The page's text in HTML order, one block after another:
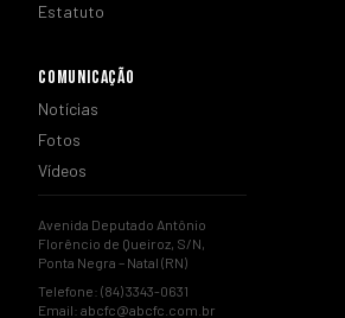
Estatuto
COMUNICAÇÃO
Notícias
Fotos
Vídeos
Avenida Deputado Antônio
Florêncio de Queiroz, S/N,
Ponta Negra – Natal (RN)
Telefone: (84) 3343-0631
Email: abcfc@abcfc.com.br